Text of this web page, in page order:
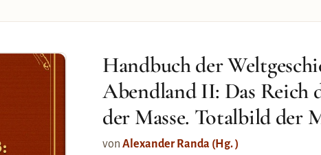
Handbuch der
Abendland II: Das Reich
der Masse. Totalbild der
von Alexander Randa (Hg. )